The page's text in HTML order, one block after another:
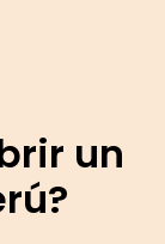
un